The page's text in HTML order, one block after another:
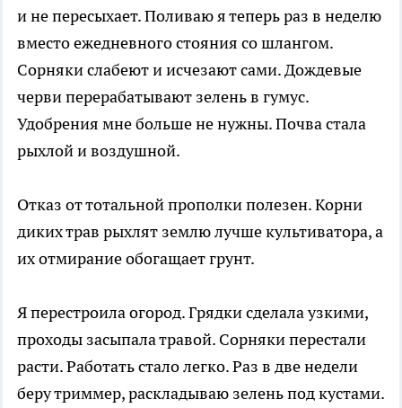
и не пересыхает. Поливаю я теперь раз в неделю
вместо ежедневного стояния со шлангом.
Сорняки слабеют и исчезают сами. Дождевые
черви перерабатывают зелень в гумус.
Удобрения мне больше не нужны. Почва стала
рыхлой и воздушной.
Отказ от тотальной прополки полезен. Корни
диких трав рыхлят землю лучше культиватора, а
их отмирание обогащает грунт.
Я перестроила огород. Грядки сделала узкими,
проходы засыпала травой. Сорняки перестали
расти. Работать стало легко. Раз в две недели
беру триммер, раскладываю зелень под кустами.